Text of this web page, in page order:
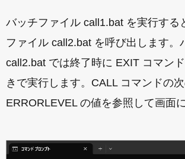
バッチファイル call1.bat を実行する
ファイル call2.bat を呼び出します。
call2.bat では終了時に EXIT コマン
きで実行します。CALL コマンドの
ERRORLEVEL の値を参照して画面